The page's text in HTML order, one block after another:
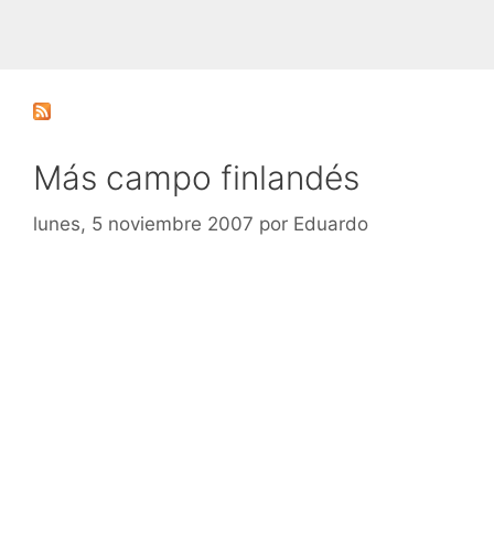
Más campo finlandés
lunes, 5 noviembre 2007 por Eduardo